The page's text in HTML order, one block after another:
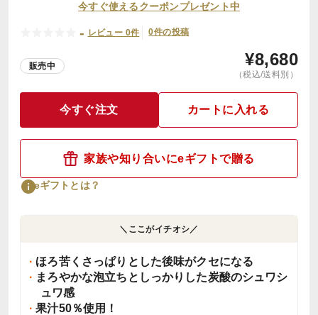
今すぐ使えるクーポンプレゼント中
- レビュー 0件 0件の投稿
販売中 ¥8,680
（税込/送料別）
今すぐ注文 カートに入れる
家族や知り合いにeギフトで贈る
eギフトとは？
＼ここがイチオシ／
ほろ苦くさっぱりとした後味がクセになる
まろやかな泡立ちとしっかりした炭酸のシュワシ
ュワ感
果汁50％使用！